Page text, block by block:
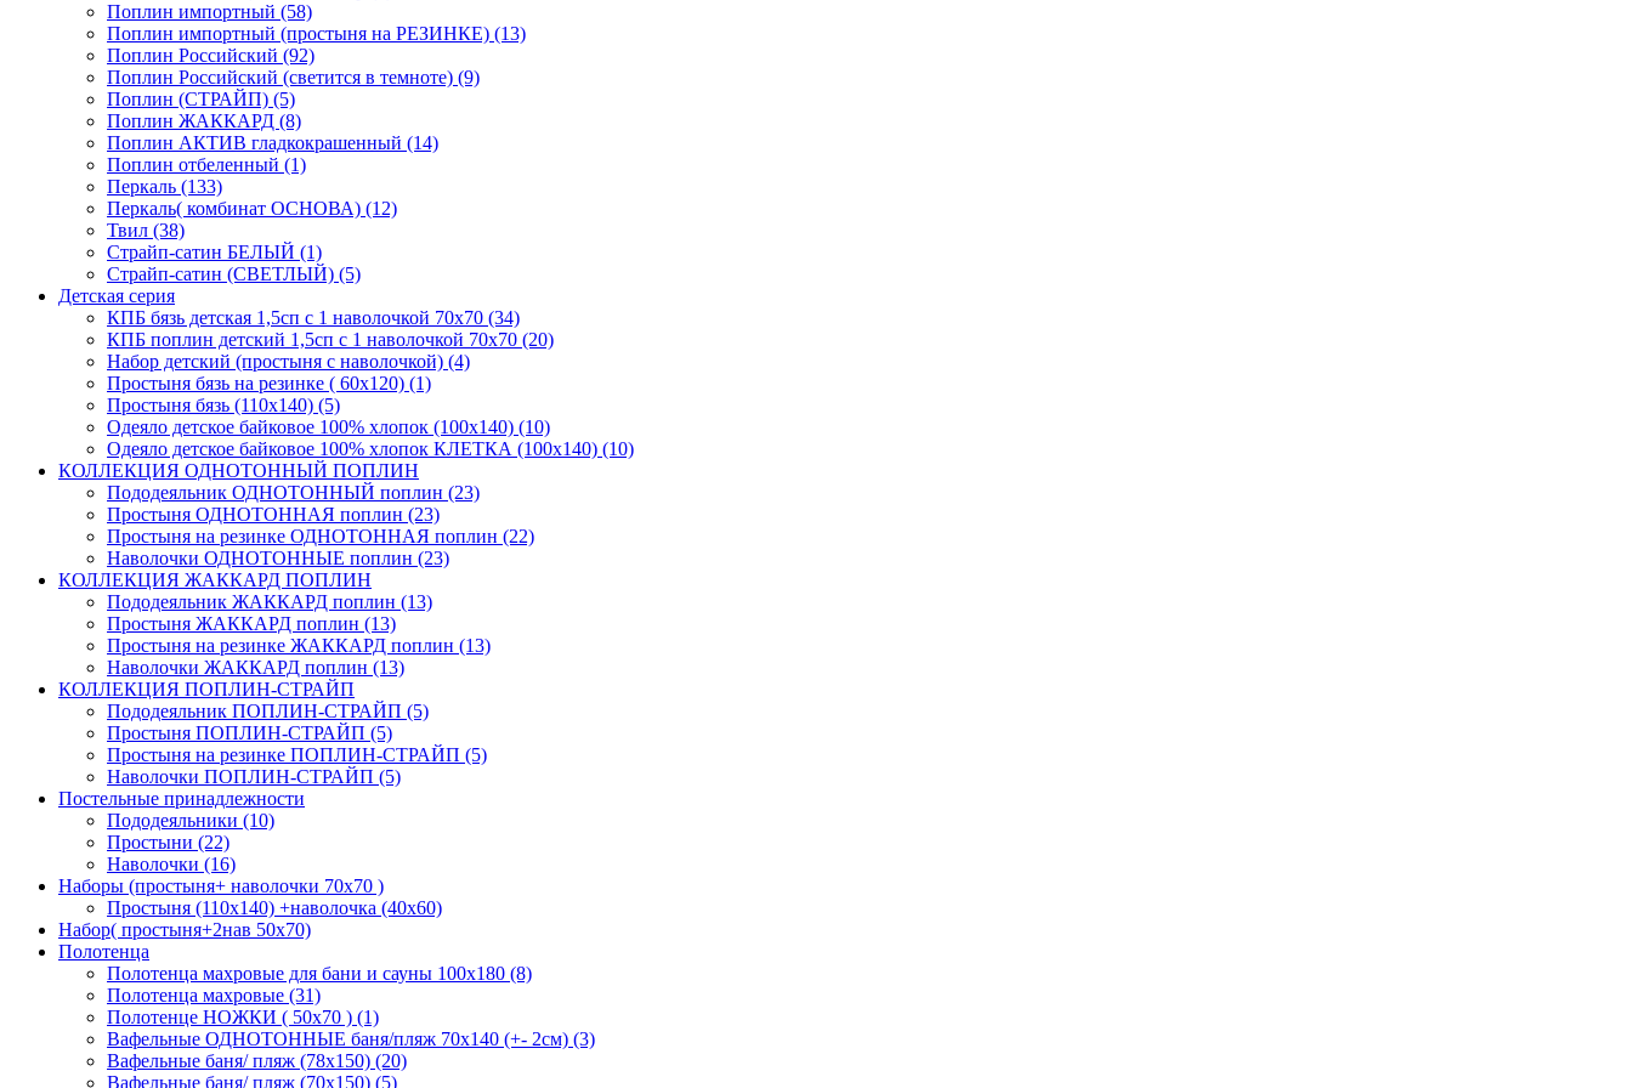
Поплин импортный (58)
Поплин импортный (простыня на РЕЗИНКЕ) (13)
Поплин Российский (92)
Поплин Российский (светится в темноте) (9)
Поплин (СТРАЙП) (5)
Поплин ЖАККАРД (8)
Поплин АКТИВ гладкокрашенный (14)
Поплин отбеленный (1)
Перкаль (133)
Перкаль( комбинат ОСНОВА) (12)
Твил (38)
Страйп-сатин БЕЛЫЙ (1)
Страйп-сатин (СВЕТЛЫЙ) (5)
Детская серия
КПБ бязь детская 1,5сп с 1 наволочкой 70х70 (34)
КПБ поплин детский 1,5сп с 1 наволочкой 70х70 (20)
Набор детский (простыня с наволочкой) (4)
Простыня бязь на резинке ( 60х120) (1)
Простыня бязь (110х140) (5)
Одеяло детское байковое 100% хлопок (100х140) (10)
Одеяло детское байковое 100% хлопок КЛЕТКА (100х140) (10)
КОЛЛЕКЦИЯ ОДНОТОННЫЙ ПОПЛИН
Пододеяльник ОДНОТОННЫЙ поплин (23)
Простыня ОДНОТОННАЯ поплин (23)
Простыня на резинке ОДНОТОННАЯ поплин (22)
Наволочки ОДНОТОННЫЕ поплин (23)
КОЛЛЕКЦИЯ ЖАККАРД ПОПЛИН
Пододеяльник ЖАККАРД поплин (13)
Простыня ЖАККАРД поплин (13)
Простыня на резинке ЖАККАРД поплин (13)
Наволочки ЖАККАРД поплин (13)
КОЛЛЕКЦИЯ ПОПЛИН-СТРАЙП
Пододеяльник ПОПЛИН-СТРАЙП (5)
Простыня ПОПЛИН-СТРАЙП (5)
Простыня на резинке ПОПЛИН-СТРАЙП (5)
Наволочки ПОПЛИН-СТРАЙП (5)
Постельные принадлежности
Пододеяльники (10)
Простыни (22)
Наволочки (16)
Наборы (простыня+ наволочки 70х70 )
Простыня (110х140) +наволочка (40х60)
Набор( простыня+2нав 50х70)
Полотенца
Полотенца махровые для бани и сауны 100х180 (8)
Полотенца махровые (31)
Полотенце НОЖКИ ( 50х70 ) (1)
Вафельные ОДНОТОННЫЕ баня/пляж 70х140 (+- 2см) (3)
Вафельные баня/ пляж (78х150) (20)
Вафельные баня/ пляж (70х150) (5)